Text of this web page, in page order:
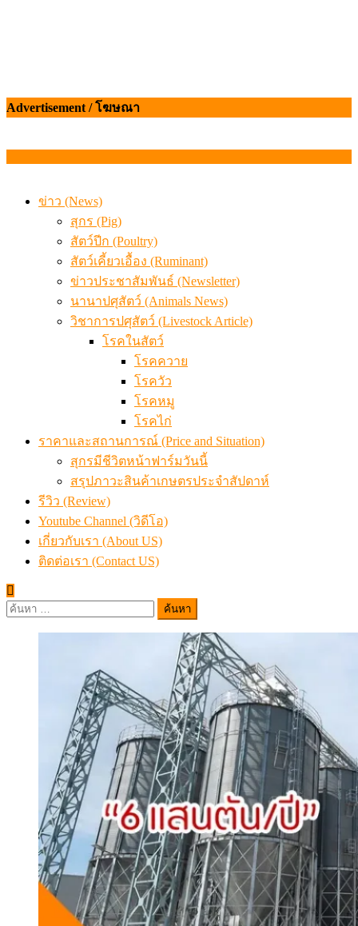
Advertisement / โฆษณา
ข่าว (News)
สุกร (Pig)
สัตว์ปีก (Poultry)
สัตว์เคี้ยวเอื้อง (Ruminant)
ข่าวประชาสัมพันธ์ (Newsletter)
นานาปศุสัตว์ (Animals News)
วิชาการปศุสัตว์ (Livestock Article)
โรคในสัตว์
โรคควาย
โรควัว
โรคหมู
โรคไก่
ราคาและสถานการณ์ (Price and Situation)
สุกรมีชีวิตหน้าฟาร์มวันนี้
สรุปภาวะสินค้าเกษตรประจำสัปดาห์
รีวิว (Review)
Youtube Channel (วิดีโอ)
เกี่ยวกับเรา (About US)
ติดต่อเรา (Contact US)
ค้นหา